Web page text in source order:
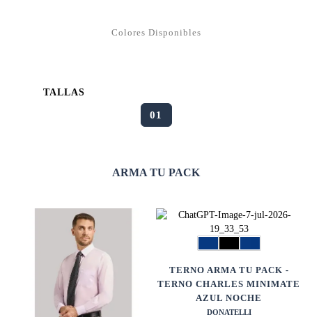
TALLAS
01
ARMA TU PACK
TERNO ARMA TU PACK -
TERNO CHARLES MINIMATE
AZUL NOCHE
DONATELLI